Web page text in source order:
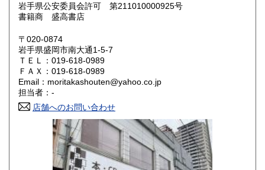
鳥取県 185円 島根県
岡山県
山口県 185円
香川県 185円 愛媛県
高知県 185円
185円 長崎県
185円 大分県
岩手県公安委員会許可 第211010000925号
書籍商 盛高書店
〒020-0874
岩手県盛岡市南大通1-5-7
ＴＥＬ：019-618-0989
ＦＡＸ：019-618-0989
Email：moritakashouten@yahoo.co.jp
担当者：-
店舗へのお問い合わせ